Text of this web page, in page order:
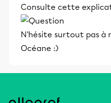
Consulte cette
N'hésite surtout pas à
Océane :)